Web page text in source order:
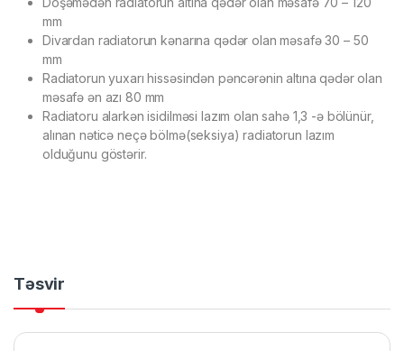
mm
Divardan radiatorun kənarına qədər olan məsafə 30 – 50
mm
Radiatorun yuxarı hissəsindən pəncərənin altına qədər olan
məsafə ən azı 80 mm
Radiatoru alarkən isidilməsi lazım olan sahə 1,3 -ə bölünür,
alınan nəticə neçə bölmə(seksiya) radiatorun lazım
olduğunu göstərir.
Təsvir